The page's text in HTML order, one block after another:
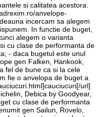
si calitatea acestora.
anvelope-
incercam sa alegem
In functie de buget,
alegem o varianta
cu clase de performanta de
- daca bugetul este unul
gen Falken, Hankook,
fel de bune ca si la cele
fie o anvelopa de buget a
url]
Debica by Goodyear,
cu clase de performanta
gen Sailun, Rovelo,